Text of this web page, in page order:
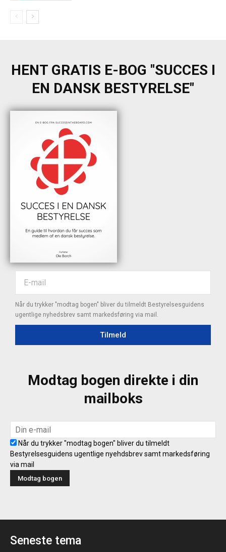
HENT GRATIS E-BOG "SUCCES I
EN DANSK BESTYRELSE"
Når du trykker "modtag bogen" bliver du tilmeldt Bestyrelsesguidens
ugentlige nyhedsbrev samt markedsføring via mail.
Tilmeld
Modtag bogen direkte i din
mailboks
Når du trykker "modtag bogen" bliver du tilmeldt
Bestyrelsesguidens ugentlige nyehdsbrev samt markedsføring
via mail
Seneste tema